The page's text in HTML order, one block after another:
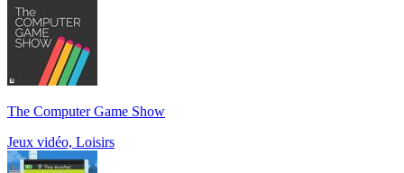
The Computer Game Show
Jeux vidéo, Loisirs